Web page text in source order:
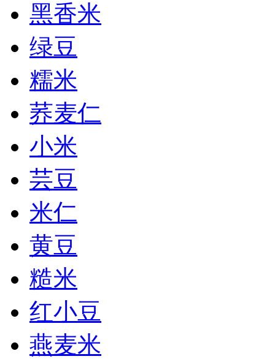
黑香米
绿豆
糯米
荞麦仁
小米
芸豆
米仁
黄豆
糙米
红小豆
燕麦米